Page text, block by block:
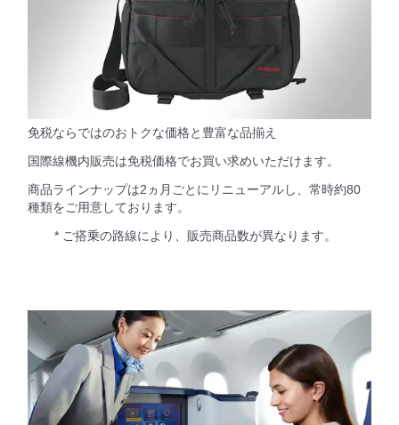
免税ならではのおトクな価格と豊富な品揃え
国際線機内販売は免税価格でお買い求めいただけます。
商品ラインナップは2ヵ月ごとにリニューアルし、常時約80
種類をご用意しております。
* ご搭乗の路線により、販売商品数が異なります。